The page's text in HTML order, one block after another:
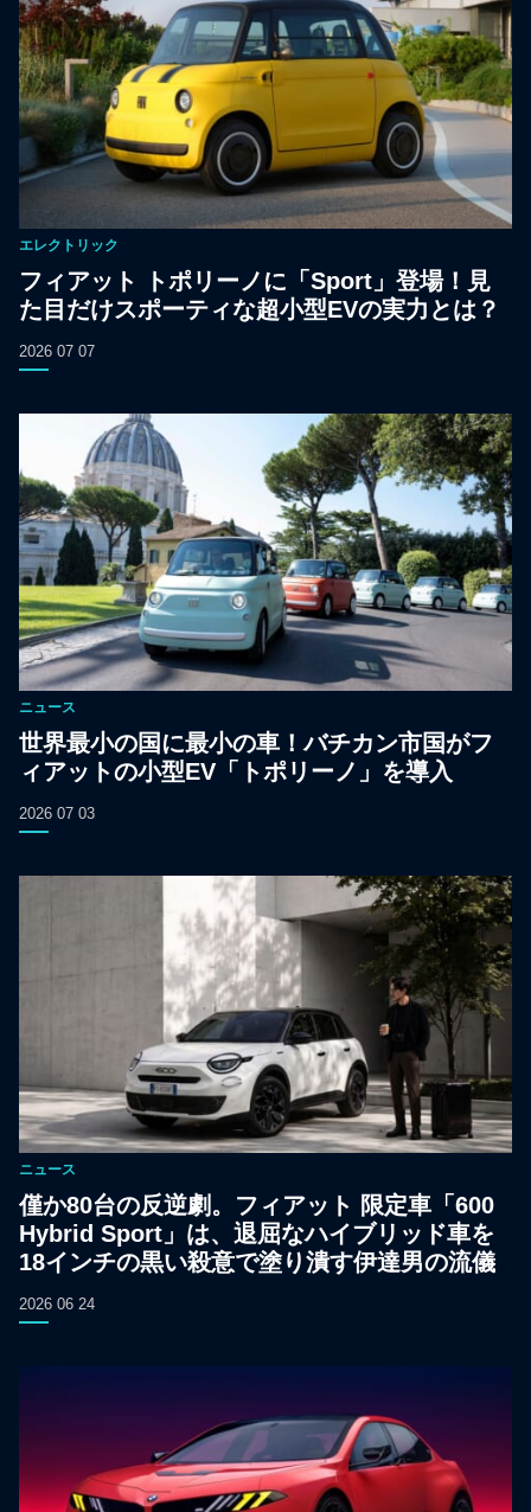
エレクトリック
フィアット トポリーノに「Sport」登場！見
た目だけスポーティな超小型EVの実力とは？
2026 07 07
ニュース
世界最小の国に最小の車！バチカン市国がフ
ィアットの小型EV「トポリーノ」を導入
2026 07 03
ニュース
僅か80台の反逆劇。フィアット 限定車「600
Hybrid Sport」は、退屈なハイブリッド車を
18インチの黒い殺意で塗り潰す伊達男の流儀
2026 06 24